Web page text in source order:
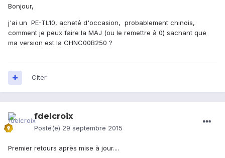
Bonjour,
j'ai un PE-TL10, acheté d'occasion, probablement chinois,
comment je peux faire la MAJ (ou le remettre à 0) sachant que
ma version est la CHNC00B250 ?
Citer
fdelcroix
Posté(e) 29 septembre 2015
Premier retours après mise à jour....